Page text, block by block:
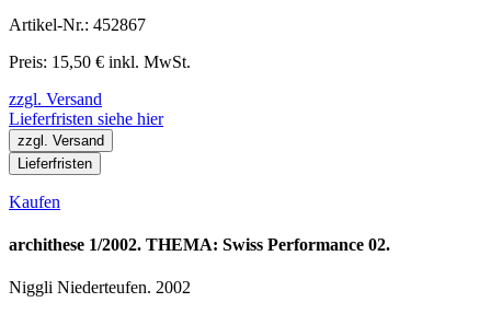
Artikel-Nr.: 452867
Preis: 15,50 € inkl. MwSt.
zzgl. Versand
Lieferfristen siehe hier
zzgl. Versand
Lieferfristen
Kaufen
archithese 1/2002. THEMA: Swiss Performance 02.
Niggli Niederteufen. 2002